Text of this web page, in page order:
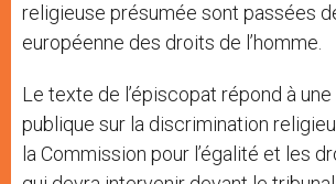
religieuse présumée sont passées
européenne des droits de l’homme.
Le texte de l’épiscopat répond à
publique sur la discrimination
la Commission pour l’égalité et les